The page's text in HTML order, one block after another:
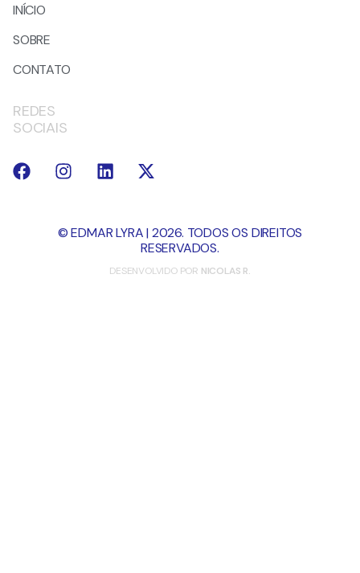
INÍCIO
SOBRE
CONTATO
REDES
SOCIAIS
© EDMAR LYRA | 2026. TODOS OS DIREITOS
RESERVADOS.
DESENVOLVIDO POR NICOLAS R.